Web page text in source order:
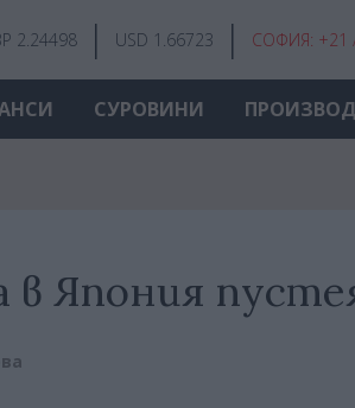
2.24498 USD 1.66723 СОФИЯ: +21
СУРОВИНИ
в Япония